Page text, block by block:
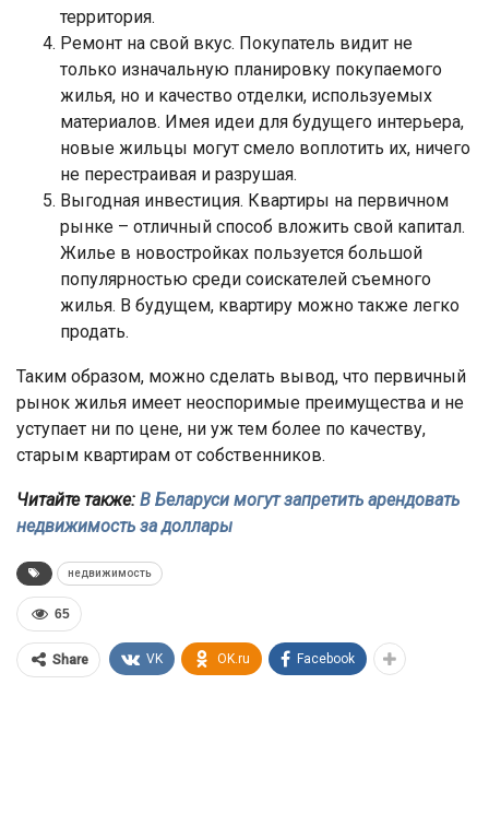
территория.
Ремонт на свой вкус. Покупатель видит не
только изначальную планировку покупаемого
жилья, но и качество отделки, используемых
материалов. Имея идеи для будущего интерьера,
новые жильцы могут смело воплотить их, ничего
не перестраивая и разрушая.
Выгодная инвестиция. Квартиры на первичном
рынке – отличный способ вложить свой капитал.
Жилье в новостройках пользуется большой
популярностью среди соискателей съемного
жилья. В будущем, квартиру можно также легко
продать.
Таким образом, можно сделать вывод, что первичный
рынок жилья имеет неоспоримые преимущества и не
уступает ни по цене, ни уж тем более по качеству,
старым квартирам от собственников.
Читайте также: В Беларуси могут запретить арендовать
недвижимость за доллары
недвижимость
65
Share VK OK.ru Facebook